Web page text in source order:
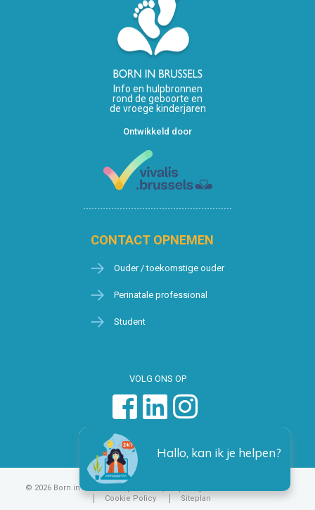
Info en hulpbronnen
rond de geboorte en
de vroege kinderjaren
Ontwikkeld door
CONTACT OPNEMEN
Ouder / toekomstige ouder
Perinatale professional
Student
VOLG ONS OP
Hallo, kan ik je helpen?
© 2026 Born in Brussels
Cookie Policy
Siteplan